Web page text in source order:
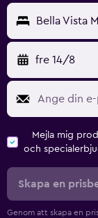
Bella Vista
fre 14/8
Mejla mig
och
Skapa en
Genom att skapa en